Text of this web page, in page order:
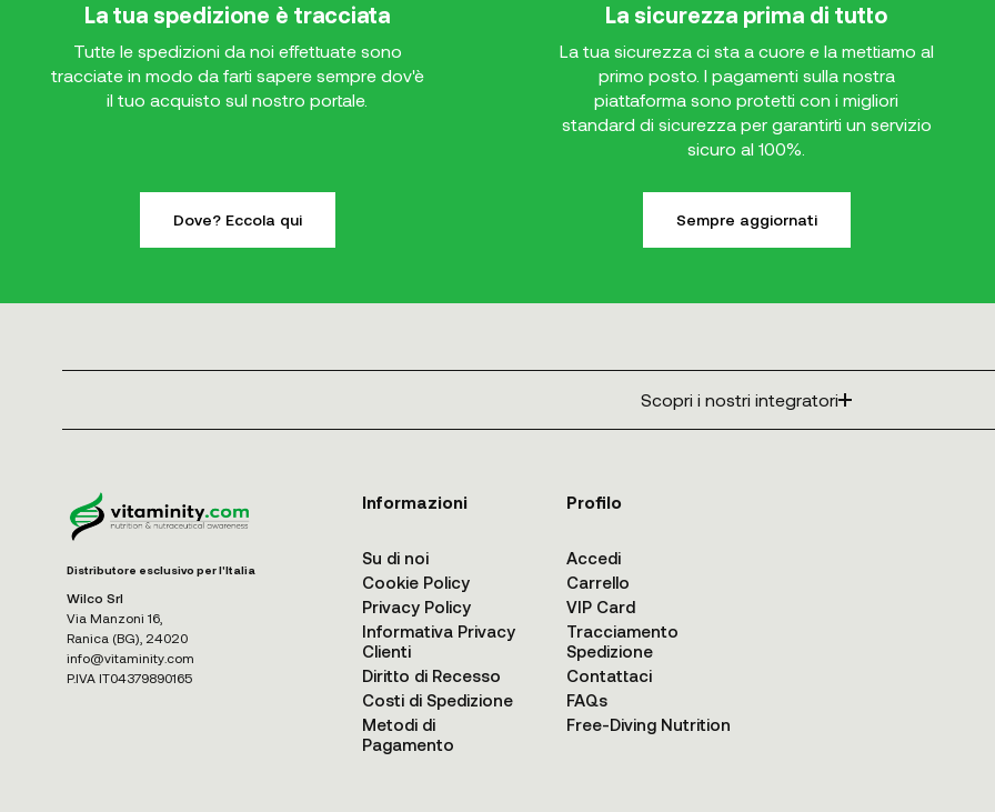
La tua spedizione è tracciata
Tutte le spedizioni da noi effettuate sono
tracciate in modo da farti sapere sempre dov'è
il tuo acquisto sul nostro portale.
Dove? Eccola qui
La sicurezza prima di tutto
La tua sicurezza ci sta a cuore e la mettiamo al
primo posto. I pagamenti sulla nostra
piattaforma sono protetti con i migliori
standard di sicurezza per garantirti un servizio
sicuro al 100%.
Sempre aggiornati
Scopri i nostri integratori
Distributore esclusivo per l'Italia
Wilco Srl
Via Manzoni 16,
Ranica (BG), 24020
info@vitaminity.com
P.IVA IT04379890165
Informazioni
Su di noi
Cookie Policy
Privacy Policy
Informativa Privacy
Clienti
Diritto di Recesso
Costi di Spedizione
Metodi di
Pagamento
Profilo
Accedi
Carrello
VIP Card
Tracciamento
Spedizione
Contattaci
FAQs
Free-Diving Nutrition